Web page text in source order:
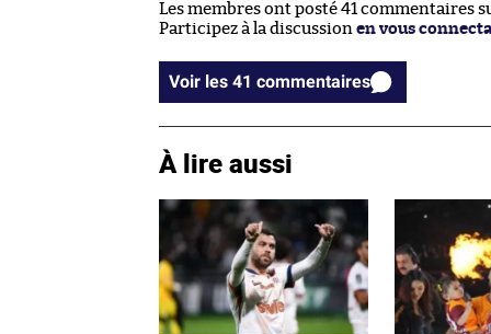
Les membres ont posté 41 commentaires
Participez à la discussion en vous
Voir les 41 commentaires
À lire aussi